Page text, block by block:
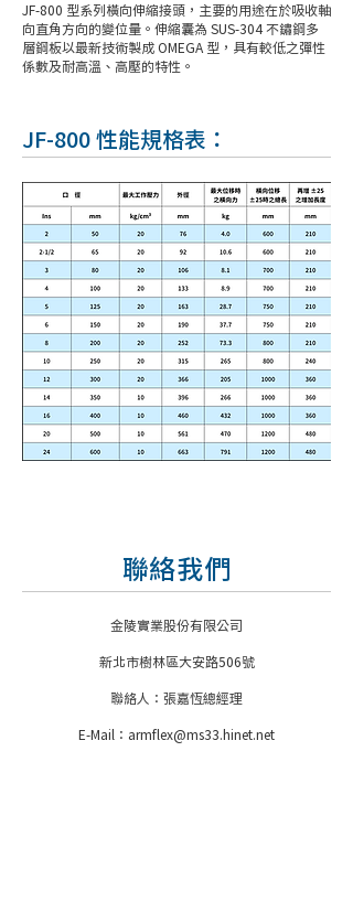
JF-800 型系列橫向伸縮接頭，主要的用途在於吸收軸
向直角方向的變位量。伸縮囊為 SUS-304 不鏽鋼多
層鋼板以最新技術製成 OMEGA 型，具有較低之彈性
係數及耐高溫、高壓的特性。
JF-800 性能規格表：
聯絡我們
金陵實業股份有限公司
新北市樹林區大安路506號
聯絡人：張嘉恆總經理
E-Mail： armflex@ms33.hinet.net